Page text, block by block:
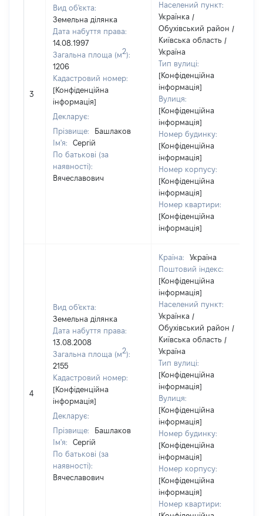
3
Вид об'єкта:
Земельна ділянка
Дата набуття права:
14.08.1997
Загальна площа (м2):
1206
Кадастровий номер:
[Конфіденційна
інформація]
Декларує:
Прізвище:
Башлаков
Ім'я:
Сергій
По батькові (за
наявності):
Вячеславович
Населений пункт:
Українка /
Обухівський район /
Київська область /
Україна
Тип вулиці:
[Конфіденційна
інформація]
Вулиця:
[Конфіденційна
інформація]
Номер будинку:
[Конфіденційна
інформація]
Номер корпусу:
[Конфіденційна
інформація]
Номер квартири:
[Конфіденційна
інформація]
4
Вид об'єкта:
Земельна ділянка
Дата набуття права:
13.08.2008
Загальна площа (м2):
2155
Кадастровий номер:
[Конфіденційна
інформація]
Декларує:
Прізвище:
Башлаков
Ім'я:
Сергій
По батькові (за
наявності):
Вячеславович
Країна:
Україна
Поштовий індекс:
[Конфіденційна
інформація]
Населений пункт:
Українка /
Обухівський район /
Київська область /
Україна
Тип вулиці:
[Конфіденційна
інформація]
Вулиця:
[Конфіденційна
інформація]
Номер будинку:
[Конфіденційна
інформація]
Номер корпусу:
[Конфіденційна
інформація]
Номер квартири: